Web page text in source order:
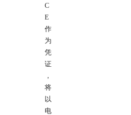
C
E
作
为
凭
证
，
将
以
电